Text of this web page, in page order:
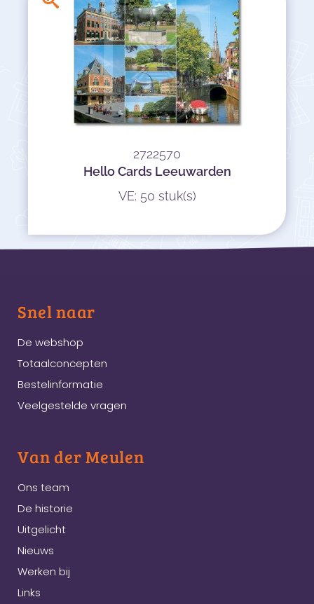
2722570
Hello Cards Leeuwarden
VE: 50 stuk(s)
Snel naar
De webshop
Totaalconcepten
Bestelinformatie
Veelgestelde vragen
Van der Meulen
Ons team
De historie
Uitgelicht
Nieuws
Werken bij
Links